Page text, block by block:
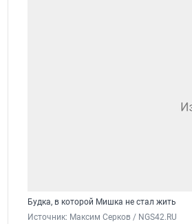
Будка, в которой Мишка не стал жить
Источник: Максим Серков / NGS42.RU